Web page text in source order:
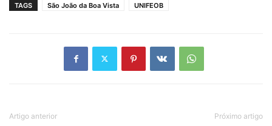
TAGS São João da Boa Vista UNIFEOB
Artigo anterior Próximo artigo